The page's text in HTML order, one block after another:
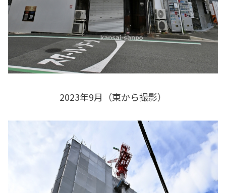
2023年9月（東から撮影）